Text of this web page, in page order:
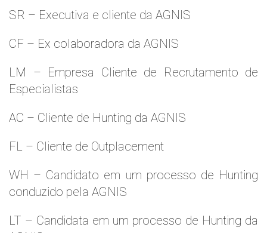
SR – Executiva e cliente da AGNIS
CF – Ex colaboradora da AGNIS
LM – Empresa Cliente de Recrutamento de
Especialistas
AC – Cliente de Hunting da AGNIS
FL – Cliente de Outplacement
WH – Candidato em um processo de Hunting
conduzido pela AGNIS
LT – Candidata em um processo de Hunting da